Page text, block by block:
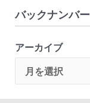
バックナンバー
アーカイブ